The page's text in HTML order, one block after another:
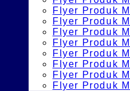
Flyer Produk
Flyer Produk
Flyer Produk
Flyer Produk
Flyer Produk
Flyer Produk
Flyer Produk
Flyer Produk